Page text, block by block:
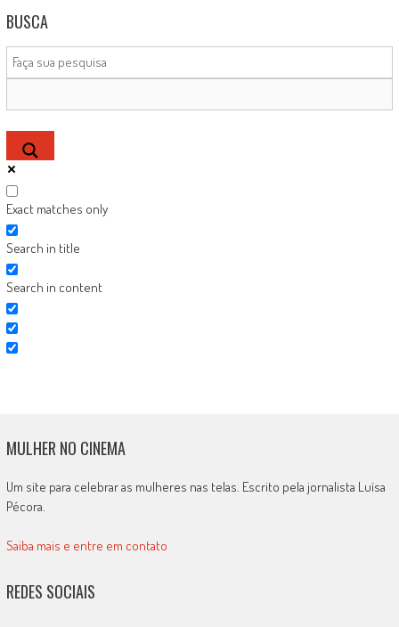
BUSCA
Exact matches only
Search in title
Search in content
MULHER NO CINEMA
Um site para celebrar as mulheres nas telas. Escrito pela jornalista Luísa
Pécora.
Saiba mais e entre em contato
REDES SOCIAIS